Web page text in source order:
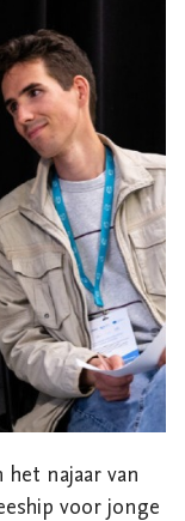
najaar van
voor jonge